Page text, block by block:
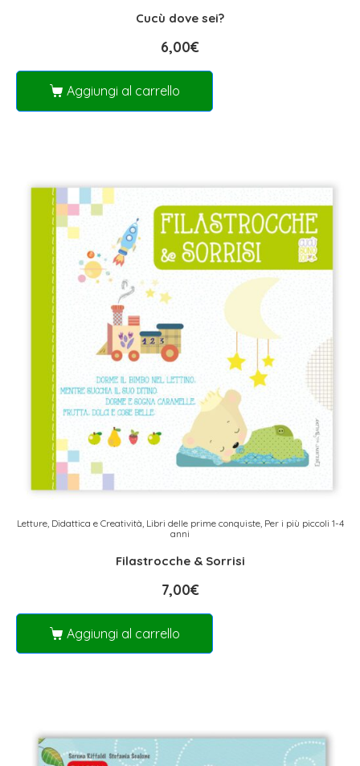
Cucù dove sei?
6,00€
Aggiungi al carrello
Letture, Didattica e Creatività Libri delle prime conquiste, Per i più piccoli 1-4
anni
Filastrocche & Sorrisi
7,00€
Aggiungi al carrello